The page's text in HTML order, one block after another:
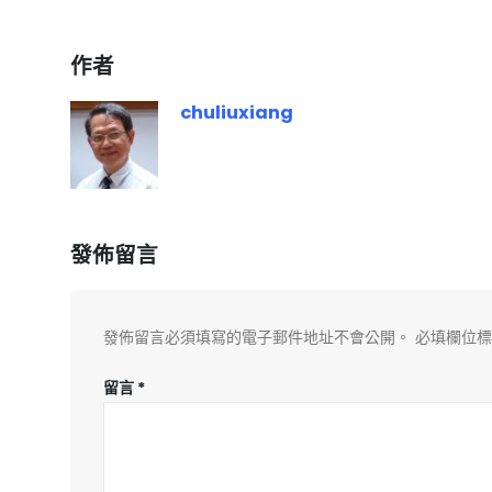
作者
chuliuxiang
發佈留言
發佈留言必須填寫的電子郵件地址不會公開。 必填欄位
留言 *